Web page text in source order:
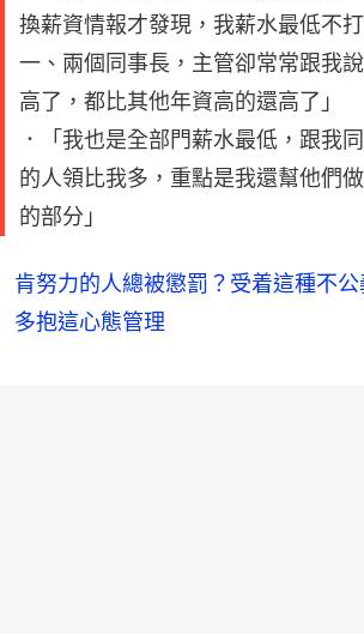
換薪資情報才發現，我薪水最低不
一、兩個同事長，主管卻常常跟我
高了，都比其他年資高的還高了」
．「我也是全部門薪水最低，跟我
的人領比我多，重點是我還幫他們
的部分」
肯努力的人總被懲罰？受着這種不
多抱這心態管理